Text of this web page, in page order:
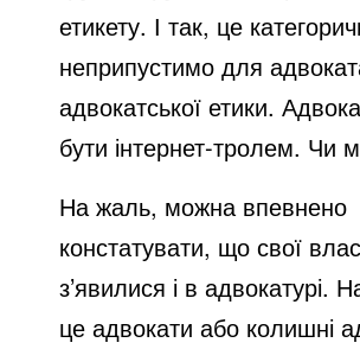
етикету. І так, це
неприпустимо для
адвокатської етики.
бути інтернет-тролем. Чи
На жаль, можна впевнено
констатувати, що свої
з’явилися і в адвокатурі.
це адвокати або колишні